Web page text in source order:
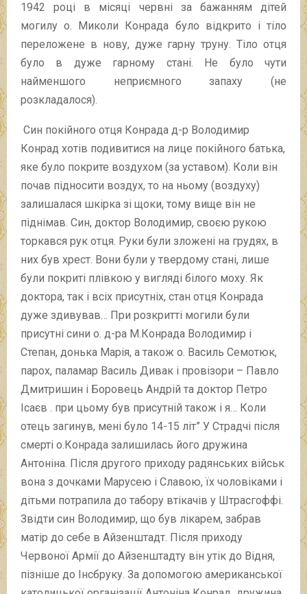
1942 році в місяці червні за бажанням дітей
могилу о. Миколи Конрада було відкрито і тіло
переложене в нову, дуже гарну труну. Тіло отця
було в дуже гарному стані. Не було чути
найменшого неприємного запаху (не
розкладалося).
Син покійного отця Конрада д-р Володимир
Конрад хотів подивитися на лице покійного батька,
яке було покрите воздухом (за уставом). Коли він
почав підносити воздух, то на ньому (воздуху)
залишалася шкірка зі щоки, тому вище він не
піднімав. Син, доктор Володимир, своєю рукою
торкався рук отця. Руки були зложені на грудях, в
них був хрест. Вони були у твердому стані, лише
були покриті плівкою у вигляді білого моху. Як
доктора, так і всіх присутніх, стан отця Конрада
дуже здивував… При розкритті могили були
присутні сини о. д-ра М.Конрада Володимир і
Степан, донька Марія, а також о. Василь Семотюк,
парох, паламар Василь Дивак і провізори – Павло
Дмитришин і Боровець Андрій та доктор Петро
Ісаєв . при цьому був присутній також і я… Коли
отець загинув, мені було 14-15 літ” У Страдчі після
смерті о.Конрада залишилась його дружина
Антоніна. Після другого приходу радянських військ
вона з дочками Марусею і Славою, їх чоловіками і
дітьми потрапила до табору втікачів у Штрасгоффі.
Звідти син Володимир, що був лікарем, забрав
матір до себе в Айзенштадт. Після приходу
Червоної Армії до Айзенштадту він утік до Відня,
пізніше до Інсбруку. За допомогою американської